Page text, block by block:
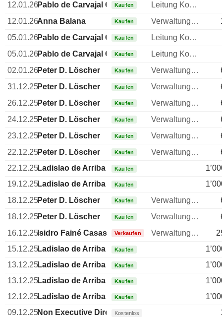
12.01.26Pablo de Carvajal González
Kaufen
Leitung Kommunikation
12.01.26Anna Balana Kaufen Verwaltungsratsmitglied
05.01.26Pablo de Carvajal González
Kaufen
Leitung Kommunikation
05.01.26Pablo de Carvajal González
Kaufen
Leitung Kommunikation
02.01.26Peter D. Löscher Kaufen Verwaltungsratsmitglied
31.12.25Peter D. Löscher Kaufen Verwaltungsratsmitglied
26.12.25Peter D. Löscher Kaufen Verwaltungsratsmitglied
24.12.25Peter D. Löscher Kaufen Verwaltungsratsmitglied
23.12.25Peter D. Löscher Kaufen Verwaltungsratsmitglied
22.12.25Peter D. Löscher Kaufen Verwaltungsratsmitglied
22.12.25Ladislao de Arriba Azcona
Kaufen
19.12.25Ladislao de Arriba Azcona
Kaufen
18.12.25Peter D. Löscher Kaufen Verwaltungsratsmitglied
18.12.25Peter D. Löscher Kaufen Verwaltungsratsmitglied
16.12.25Isidro Fainé Casas Verkaufen Verwaltungsratsmitglied
15.12.25Ladislao de Arriba Azcona
Kaufen
13.12.25Ladislao de Arriba Azcona
Kaufen
13.12.25Ladislao de Arriba Azcona
Kaufen
12.12.25Ladislao de Arriba Azcona
Kaufen
09.12.25Non Executive Director Brazilian
Kostenlos